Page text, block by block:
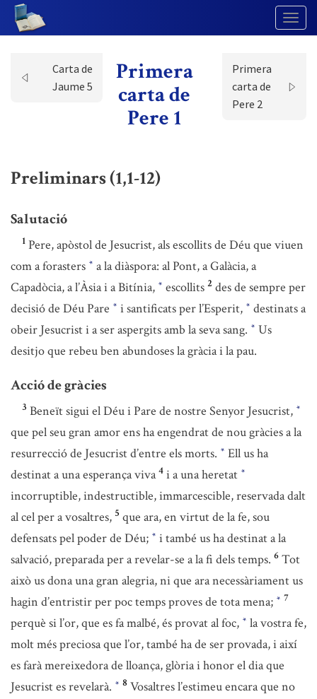
Carta de
Jaume 5
Primera
carta de
Pere 1
Primera
carta de
Pere 2
Preliminars (1,1-12)
Salutació
1 Pere, apòstol de Jesucrist, als escollits de Déu que viuen
com a forasters * a la diàspora: al Pont, a Galàcia, a
Capadòcia, a l’Àsia i a Bitínia, * escollits 2 des de sempre per
decisió de Déu Pare * i santificats per l’Esperit, * destinats a
obeir Jesucrist i a ser aspergits amb la seva sang. * Us
desitjo que rebeu ben abundoses la gràcia i la pau.
Acció de gràcies
3 Beneït sigui el Déu i Pare de nostre Senyor Jesucrist, *
que pel seu gran amor ens ha engendrat de nou gràcies a la
resurrecció de Jesucrist d’entre els morts. * Ell us ha
destinat a una esperança viva 4 i a una heretat *
incorruptible, indestructible, immarcescible, reservada dalt
al cel per a vosaltres, 5 que ara, en virtut de la fe, sou
defensats pel poder de Déu; * i també us ha destinat a la
salvació, preparada per a revelar-se a la fi dels temps. 6 Tot
això us dona una gran alegria, ni que ara necessàriament us
hagin d’entristir per poc temps proves de tota mena; * 7
perquè si l’or, que es fa malbé, és provat al foc, * la vostra fe,
molt més preciosa que l’or, també ha de ser provada, i així
es farà mereixedora de lloança, glòria i honor el dia que
Jesucrist es revelarà. * 8 Vosaltres l’estimeu encara que no